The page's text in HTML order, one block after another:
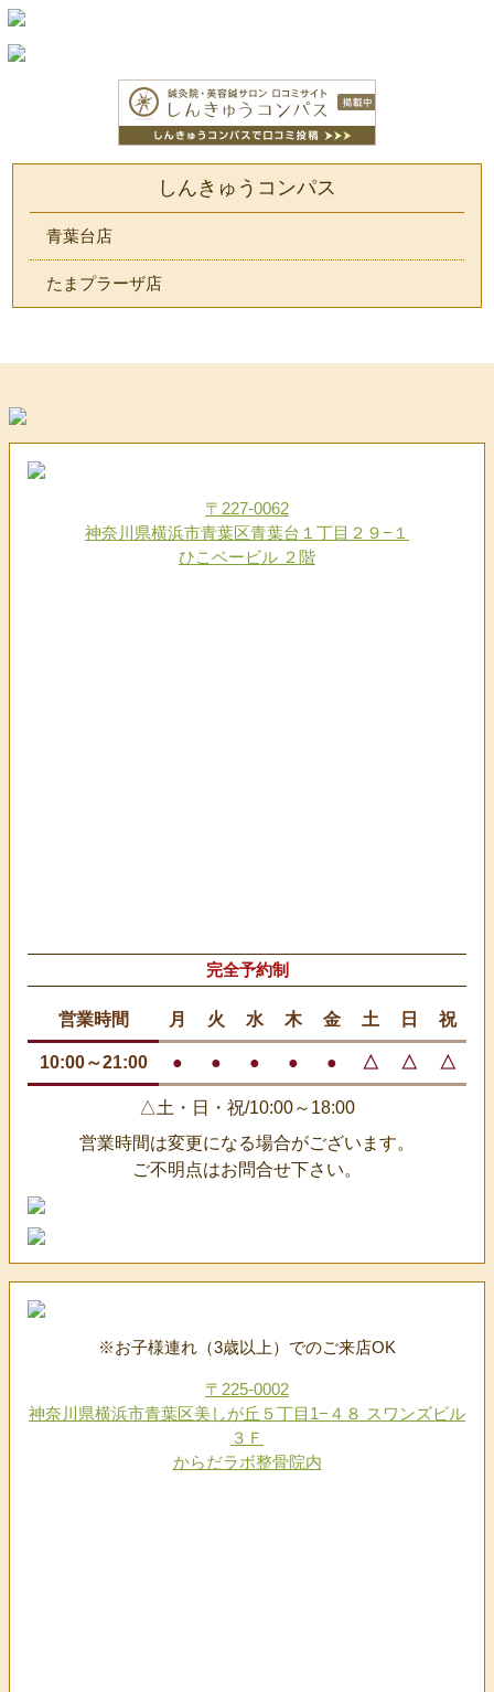
しんきゅうコンパス
青葉台店
たまプラーザ店
〒227-0062
神奈川県横浜市青葉区青葉台１丁目２９−１
ひこベービル ２階
完全予約制
営業時間 月 火 水 木 金 土 日 祝
10:00～21:00 ● ● ● ● ● △ △ △
△土・日・祝/10:00～18:00
営業時間は変更になる場合がございます。
ご不明点はお問合せ下さい。
※お子様連れ（3歳以上）でのご来店OK
〒225-0002
神奈川県横浜市青葉区美しが丘５丁目1−４８ スワンズビル
３Ｆ
からだラボ整骨院内